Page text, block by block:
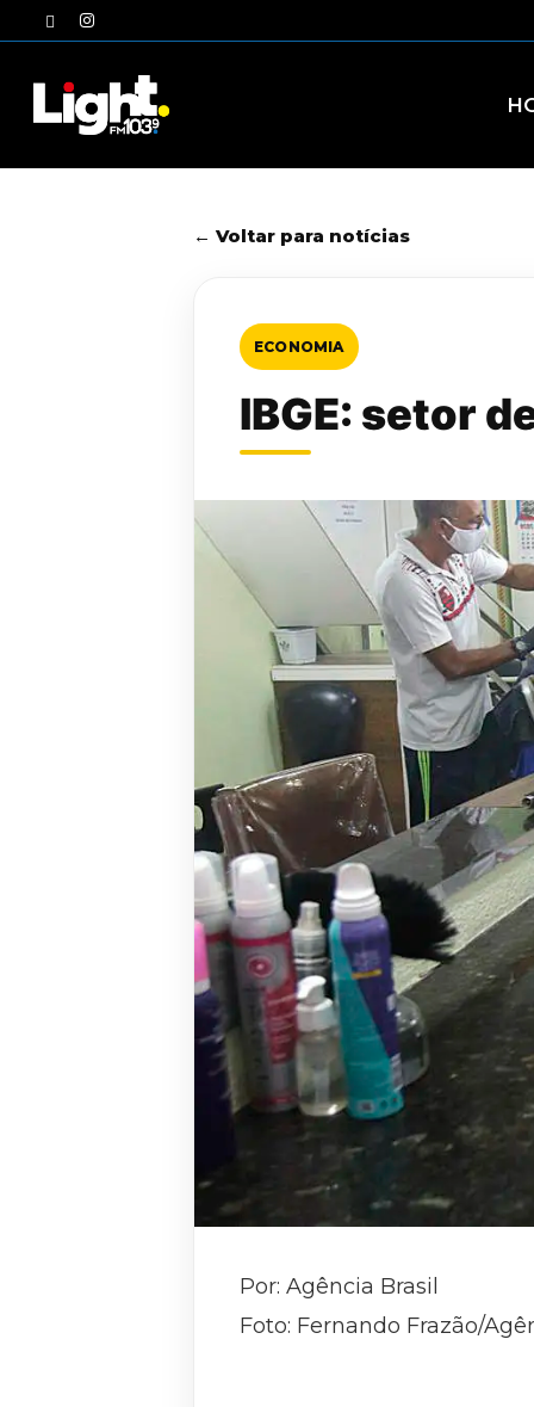
to
twitterinstagram
← Voltar para notícias
ECONOMIA
IBGE: setor
Por: Agência Brasil
Foto: Fernando Frazão/